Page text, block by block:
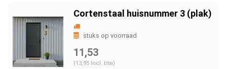
Cortenstaal huisnummer 3 (plak)
stuks op voorraad
11,53
(13,95 Incl. btw)